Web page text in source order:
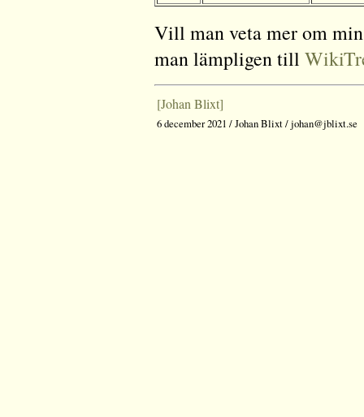
Vill man veta mer om
man lämpligen till
[Johan Blixt]
6 december 2021 / Johan Blixt / johan@jblixt.se